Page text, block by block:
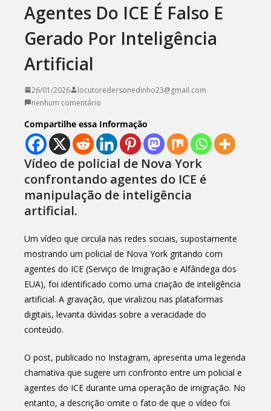
Agentes Do ICE É Falso E
Gerado Por Inteligência
Artificial
26/01/2026
locutoredersonedinho23@gmail.com
nenhum comentário
Compartilhe essa Informação
Vídeo de policial de Nova York
confrontando agentes do ICE é
manipulação de inteligência
artificial.
Um vídeo que circula nas redes sociais, supostamente
mostrando um policial de Nova York gritando com
agentes do ICE (Serviço de Imigração e Alfândega dos
EUA), foi identificado como uma criação de inteligência
artificial. A gravação, que viralizou nas plataformas
digitais, levanta dúvidas sobre a veracidade do
conteúdo.
O post, publicado no Instagram, apresenta uma legenda
chamativa que sugere um confronto entre um policial e
agentes do ICE durante uma operação de imigração. No
entanto, a descrição omite o fato de que o vídeo foi